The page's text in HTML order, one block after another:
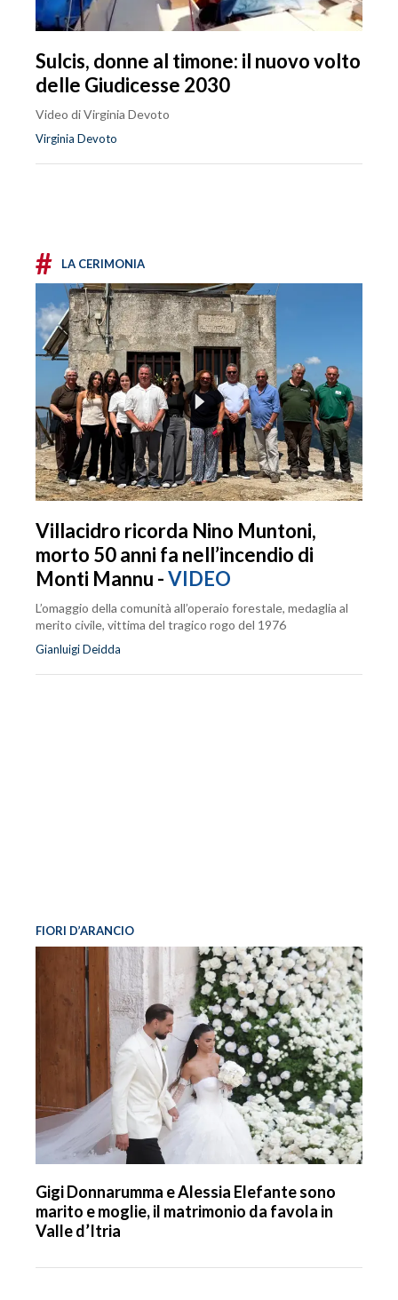
Sulcis, donne al timone: il nuovo volto
delle Giudicesse 2030
Video di Virginia Devoto
Virginia Devoto
# LA CERIMONIA
Villacidro ricorda Nino Muntoni,
morto 50 anni fa nell’incendio di
Monti Mannu -VIDEO
L’omaggio della comunità all’operaio forestale, medaglia al
merito civile, vittima del tragico rogo del 1976
Gianluigi Deidda
FIORI D’ARANCIO
Gigi Donnarumma e Alessia Elefante sono
marito e moglie, il matrimonio da favola in
Valle d’Itria